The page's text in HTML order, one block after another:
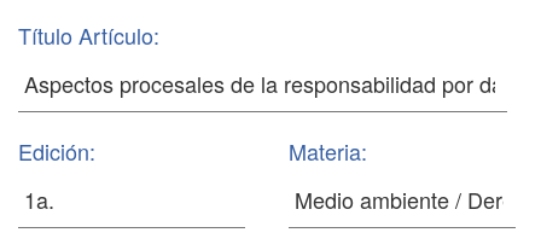
Título Artículo:
Edición: Materia: